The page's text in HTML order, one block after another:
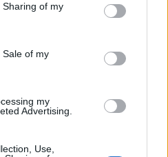
behaviour. You may click to
and its third-party tags to
purposes in below Google
of my
of my
my
Advertising.
Use,